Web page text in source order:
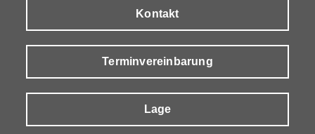
Kontakt
Terminvereinbarung
Lage